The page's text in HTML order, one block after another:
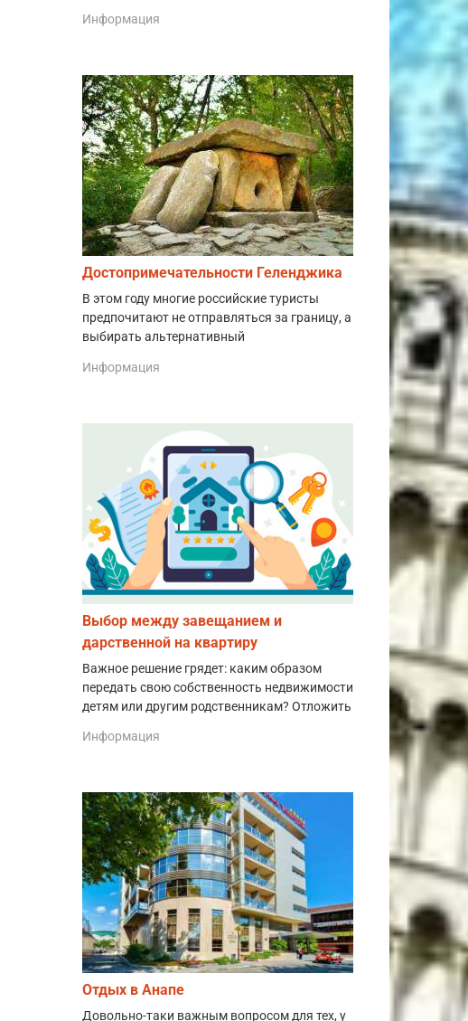
Информация
Достопримечательности Геленджика
В этом году многие российские туристы
предпочитают не отправляться за границу, а
выбирать альтернативный
Информация
Выбор между завещанием и
дарственной на квартиру
Важное решение грядет: каким образом
передать свою собственность недвижимости
детям или другим родственникам? Отложить
Информация
Отдых в Анапе
Довольно-таки важным вопросом для тех, у